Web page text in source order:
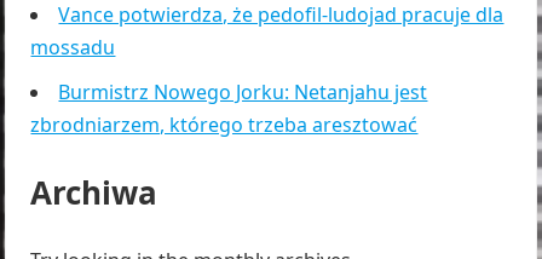
Vance potwierdza, że pedofil-ludojad pracuje dla
mossadu
Burmistrz Nowego Jorku: Netanjahu jest
zbrodniarzem, którego trzeba aresztować
Archiwa